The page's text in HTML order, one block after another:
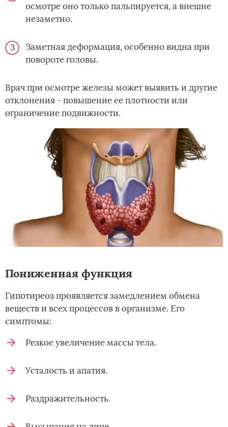
осмотре оно только пальпируется, а внешне
незаметно.
Заметная деформация, особенно видна при
повороте головы.
Врач при осмотре железы может выявить и другие
отклонения - повышение ее плотности или
ограничение подвижности.
Пониженная функция
Гипотиреоз проявляется замедлением обмена
веществ и всех процессов в организме. Его
симптомы:
Резкое увеличение массы тела.
Усталость и апатия.
Раздражительность.